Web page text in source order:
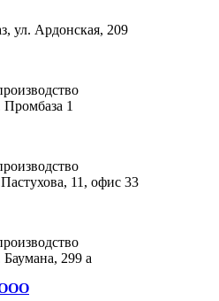
ул. Ардонская, 209
1
11, офис 33
299 а
ООО